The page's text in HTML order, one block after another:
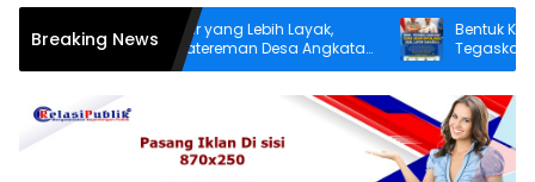
Breaking News
Demi Infrastruktur yang Lebih Layak,
Warga Dusun Patereman Desa Angkatan
Lakukan Swadaya Perbaiki Jalan Rusak
Bentuk
Tegaskan
Sukarela Tidak